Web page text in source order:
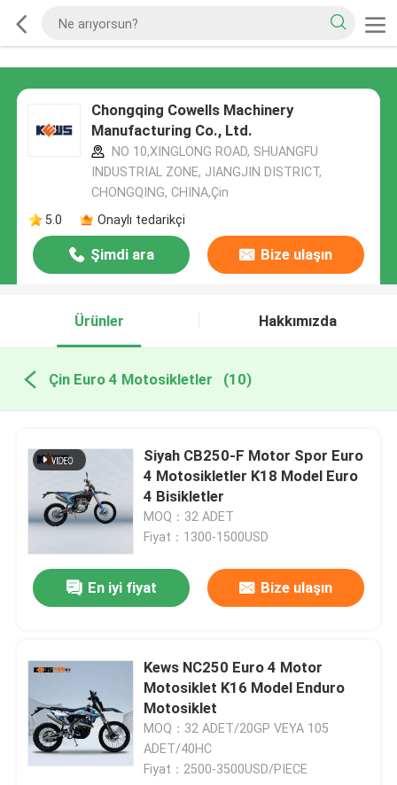
Chongqing Cowells Machinery
Manufacturing Co., Ltd.
NO 10,XINGLONG ROAD, SHUANGFU
INDUSTRIAL ZONE, JIANGJIN DISTRICT,
CHONGQING, CHINA,Çin
5.0
Onaylı tedarikçi
Şimdi ara Bize ulaşın
Ürünler Hakkımızda
Çin Euro 4 Motosikletler (10)
Siyah CB250-F Motor Spor Euro
4 Motosikletler K18 Model Euro
4 Bisikletler
MOQ：32 ADET
Fiyat：1300-1500USD
En iyi fiyat Bize ulaşın
Kews NC250 Euro 4 Motor
Motosiklet K16 Model Enduro
Motosiklet
MOQ：32 ADET/20GP VEYA 105
ADET/40HC
Fiyat：2500-3500USD/PIECE